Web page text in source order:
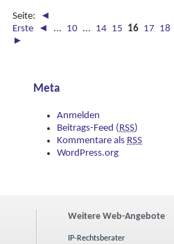
Seite:
◄
Erste
◄ ... 10 ... 14 15 16 17 18
►
Meta
Anmelden
Beitrags-Feed (RSS)
Kommentare als RSS
WordPress.org
Weitere Web-Angebote
IP-Rechtsberater